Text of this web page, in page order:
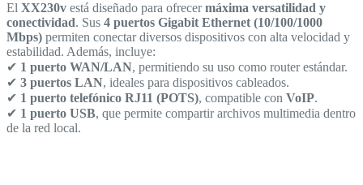
El XX230v está diseñado para ofrecermáxima versatilidad y
conectividad. Sus 4 puertos Gigabit Ethernet (10/100/1000
Mbps) permiten conectar diversos dispositivos con alta velocidad y
estabilidad. Además, incluye:
✔ 1 puerto WAN/LAN, permitiendo su uso como router estándar.
✔ 3 puertos LAN, ideales para dispositivos cableados.
✔ 1 puerto telefónico RJ11 (POTS), compatible con VoIP.
✔ 1 puerto USB, que permite compartir archivos multimedia dentro
de la red local.